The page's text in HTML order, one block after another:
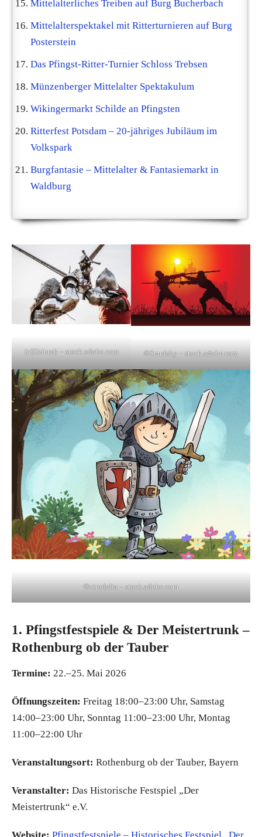
Mittelalterliches Treiben auf Burg Bucherbach
Mittelalterspektakel mit Ritterturnieren auf Burg
Posterstein
Das Pfingst-Ritter-Turnier Schloss Trebsen
Münzenberger Mittelalter Spektakulum
Wikingermarkt Schilde an Pfingsten
Ritterfest Potsdam – 20-jähriges Jubiläum im
Volkspark
Burgfantasie – Mittelalter & Fantasiemarkt in
Waldburg
(c)Dziurek – stock.adobe.com ©Smulsky – stock.adobe.com
©cirodelia – stock.adobe.com
1. Pfingstfestspiele & Der Meistertrunk –
Rothenburg ob der Tauber
Termine: 22.–25. Mai 2026
Öffnungszeiten: Freitag 18:00–23:00 Uhr, Samstag
14:00–23:00 Uhr, Sonntag 11:00–23:00 Uhr, Montag
11:00–22:00 Uhr
Veranstaltungsort: Rothenburg ob der Tauber, Bayern
Veranstalter: Das Historische Festspiel „Der
Meistertrunk“ e.V.